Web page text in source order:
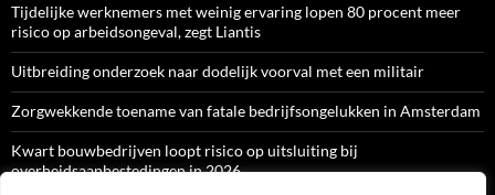
Tijdelijke werknemers met weinig ervaring lopen 80 procent meer
risico op arbeidsongeval, zegt Liantis
Uitbreiding onderzoek naar dodelijk voorval met een militair
Zorgwekkende toename van fatale bedrijfsongelukken in Amsterdam
Kwart bouwbedrijven loopt risico op uitsluiting bij
overheidsaanbestedingen in 2026